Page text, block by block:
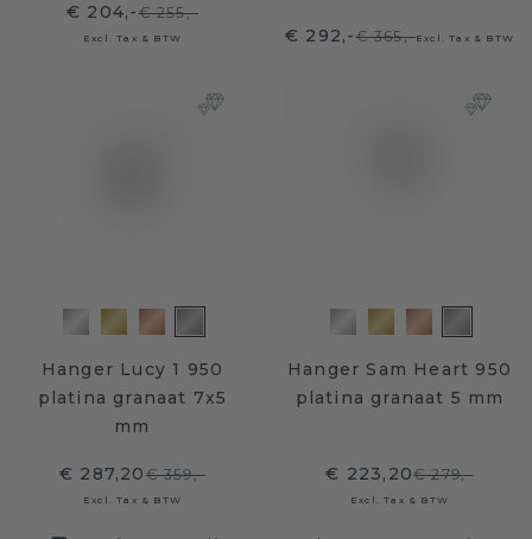
€ 204,-€ 255,-
Excl. Tax & BTW € 292,-€ 365,-Excl. Tax & BTW
Hanger Lucy 1 950
platina granaat 7x5
mm
€ 287,20€ 359,-
Excl. Tax & BTW
Hanger Sam Heart 950
platina granaat 5 mm
€ 223,20€ 279,-
Excl. Tax & BTW